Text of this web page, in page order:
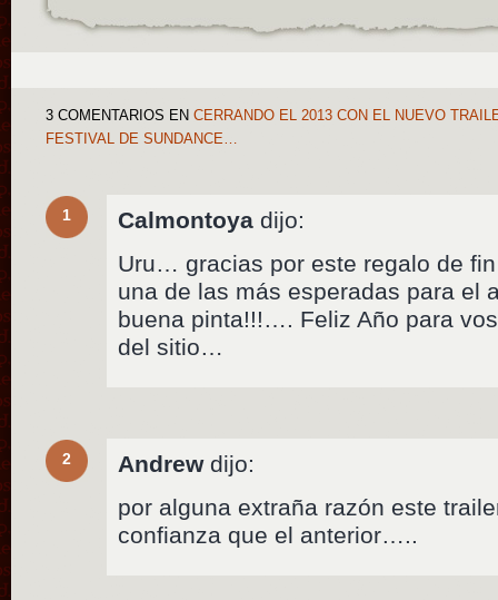
3 COMENTARIOS EN CERRANDO EL 2013 CON EL NUEVO
FESTIVAL DE SUNDANCE…
1 Calmontoya dijo:
Uru… gracias por este regalo de
una de las más esperadas para el
buena pinta!!!…. Feliz Año para
del sitio…
2 Andrewdijo:
por alguna extraña razón este
confianza que el anterior…..